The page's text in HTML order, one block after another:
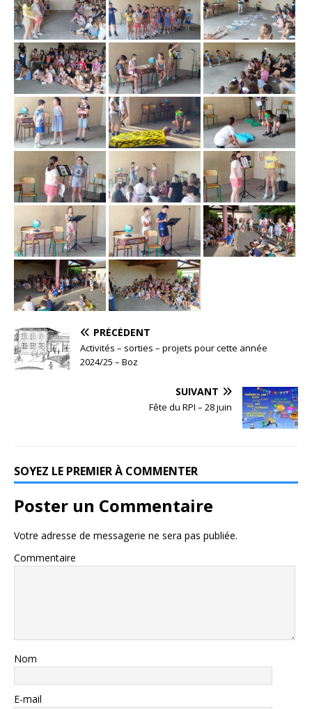
PRÉCÉDENT
Activités – sorties – projets pour cette année
2024/25 – Boz
SUIVANT
Fête du RPI – 28 juin
SOYEZ LE PREMIER À COMMENTER
Poster un Commentaire
Votre adresse de messagerie ne sera pas publiée.
Commentaire
Nom
E-mail